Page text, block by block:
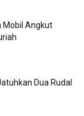
Mobil Angkut
Dua Rudal